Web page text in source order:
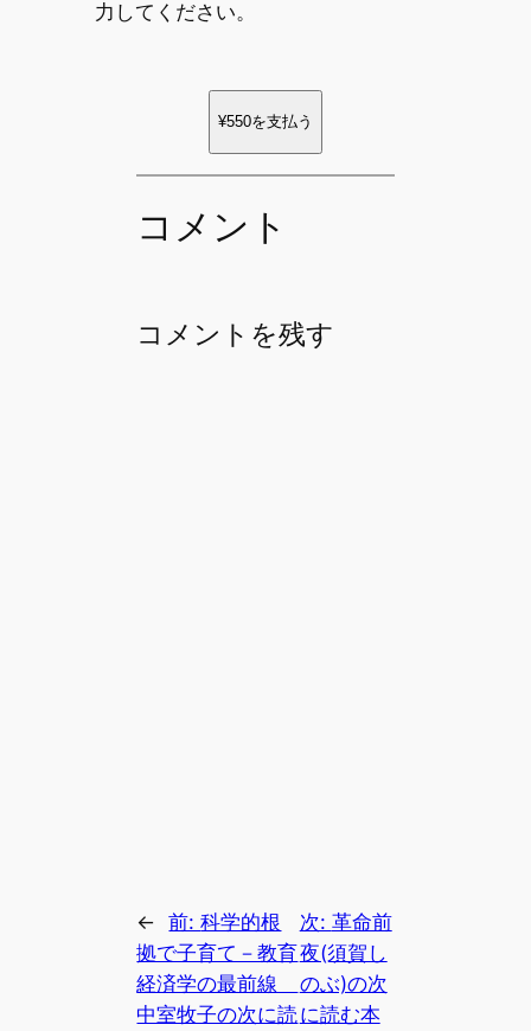
力してください。
¥550を支払う
コメント
コメントを残す
← 前:科学的根
拠で子育て－教育
経済学の最前線
中室牧子の次に読
次: 革命前
夜(須賀し
のぶ)の次
に読む本